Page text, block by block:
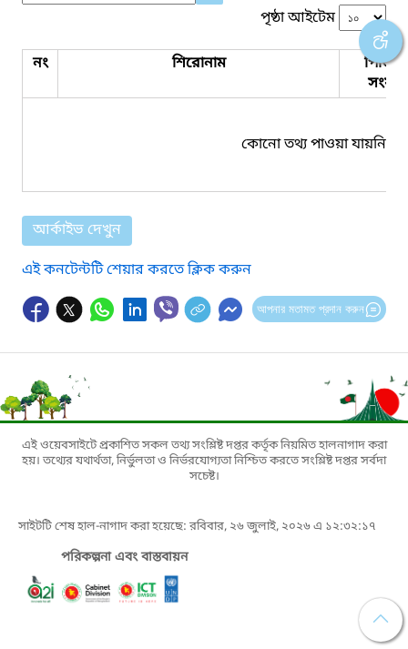
পৃষ্ঠা আইটেম
নং শিরোনাম
কোনো তথ্য পাওয়া যায়নি।
আর্কাইভ দেখুন
এই কনটেন্টটি শেয়ার করতে ক্লিক করুন
আপনার মতামত প্রদান করুন
এই ওয়েবসাইটে প্রকাশিত সকল তথ্য সংশ্লিষ্ট দপ্তর কর্তৃক নিয়মিত হালনাগাদ করা
হয়। তথ্যের যথার্থতা, নির্ভুলতা ও নির্ভরযোগ্যতা নিশ্চিত করতে সংশ্লিষ্ট দপ্তর সর্বদা
সচেষ্ট।
সাইটটি শেষ হাল-নাগাদ করা হয়েছে: রবিবার, ২৬ জুলাই, ২০২৬ এ ১২:৩২:১৭
পরিকল্পনা এবং বাস্তবায়ন